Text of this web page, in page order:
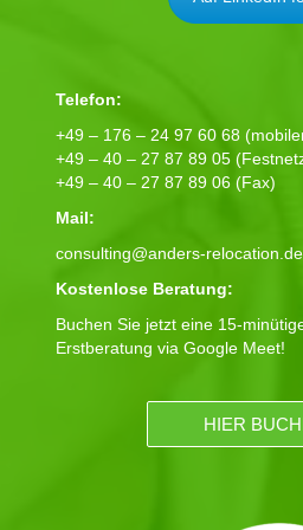
Telefon:
+49 – 176 – 24 97 60 68
+49 – 40 – 27 87 89 05
+49 – 40 – 27 87 89 06 (Fax)
Mail:
consulting@anders-relocation.de
Kostenlose Beratung:
Buchen Sie jetzt eine 15-
Erstberatung via Google Meet!
HIER